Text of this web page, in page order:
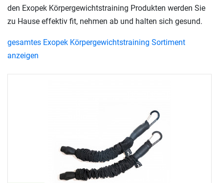
den Exopek Körpergewichtstraining Produkten werden Sie
zu Hause effektiv fit, nehmen ab und halten sich gesund.
gesamtes Exopek Körpergewichtstraining Sortiment
anzeigen